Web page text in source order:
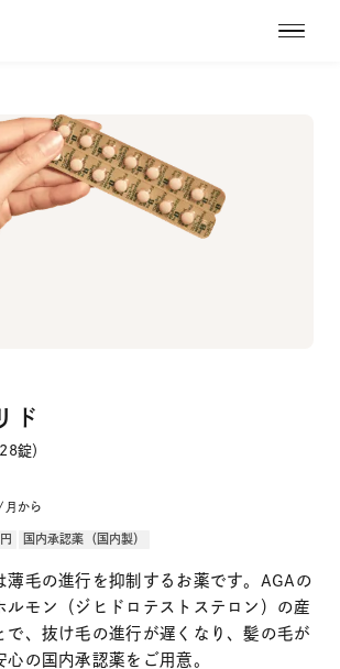
ド
錠）
月から
国内承認薬（国内製）
薄毛の進行を抑制するお薬です。AGAの
ルモン（ジヒドロテストステロン）の産
で、抜け毛の進行が遅くなり、髪の毛が
の国内承認薬をご用意。